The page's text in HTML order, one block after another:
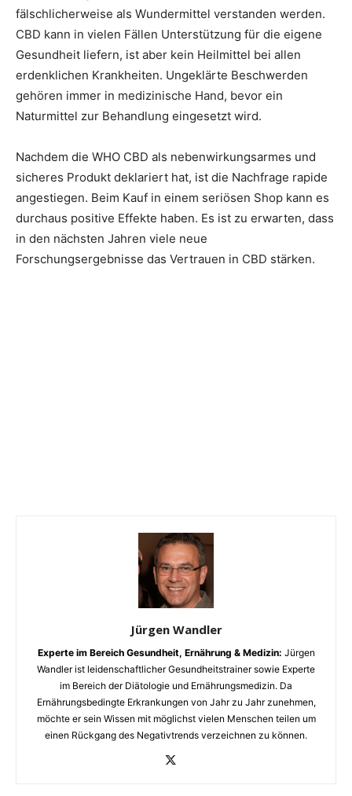
fälschlicherweise als Wundermittel verstanden werden.
CBD kann in vielen Fällen Unterstützung für die eigene
Gesundheit liefern, ist aber kein Heilmittel bei allen
erdenklichen Krankheiten. Ungeklärte Beschwerden
gehören immer in medizinische Hand, bevor ein
Naturmittel zur Behandlung eingesetzt wird.
Nachdem die WHO CBD als nebenwirkungsarmes und
sicheres Produkt deklariert hat, ist die Nachfrage rapide
angestiegen. Beim Kauf in einem seriösen Shop kann es
durchaus positive Effekte haben. Es ist zu erwarten, dass
in den nächsten Jahren viele neue
Forschungsergebnisse das Vertrauen in CBD stärken.
Jürgen Wandler
Experte im Bereich Gesundheit, Ernährung & Medizin: Jürgen
Wandler ist leidenschaftlicher Gesundheitstrainer sowie Experte
im Bereich der Diätologie und Ernährungsmedizin. Da
Ernährungsbedingte Erkrankungen von Jahr zu Jahr zunehmen,
möchte er sein Wissen mit möglichst vielen Menschen teilen um
einen Rückgang des Negativtrends verzeichnen zu können.